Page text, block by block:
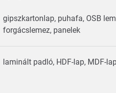
gipszkartonlap, puhafa, OSB
forgácslemez, panelek
laminált padló, HDF-lap, MDF-